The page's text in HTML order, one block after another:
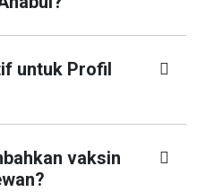
untuk Profil
vaksin